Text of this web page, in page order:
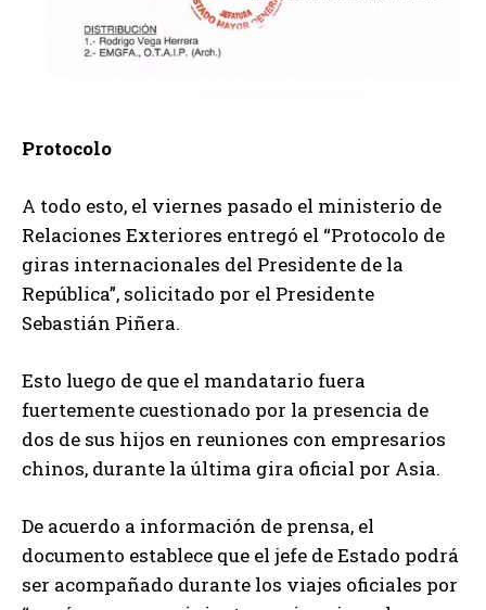
Protocolo
A todo esto, el viernes pasado el ministerio de
Relaciones Exteriores entregó el “Protocolo de
giras internacionales del Presidente de la
República”, solicitado por el Presidente
Sebastián Piñera.
Esto luego de que el mandatario fuera
fuertemente cuestionado por la presencia de
dos de sus hijos en reuniones con empresarios
chinos, durante la última gira oficial por Asia.
De acuerdo a información de prensa, el
documento establece que el jefe de Estado podrá
ser acompañado durante los viajes oficiales por